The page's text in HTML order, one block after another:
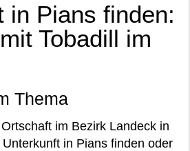
in Pians finden:
Tobadill im
Thema
im Bezirk Landeck in
in Pians finden oder